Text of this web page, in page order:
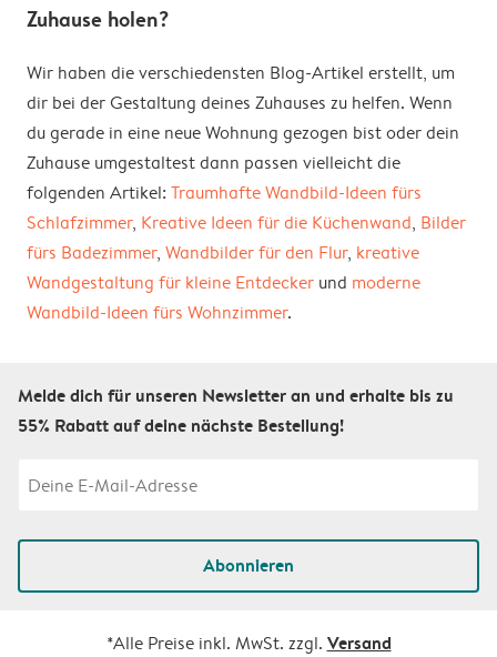
Zuhause holen?
Wir haben die verschiedensten Blog-Artikel erstellt, um
dir bei der Gestaltung deines Zuhauses zu helfen. Wenn
du gerade in eine neue Wohnung gezogen bist oder dein
Zuhause umgestaltest dann passen vielleicht die
folgenden Artikel: Traumhafte Wandbild-Ideen fürs
Schlafzimmer, Kreative Ideen für die Küchenwand, Bilder
fürs Badezimmer, Wandbilder für den Flur, kreative
Wandgestaltung für kleine Entdecker und moderne
Wandbild-Ideen fürs Wohnzimmer.
Melde dich für unseren Newsletter an und erhalte bis zu
55% Rabatt auf deine nächste Bestellung!
Abonnieren
*Alle Preise inkl. MwSt. zzgl. Versand